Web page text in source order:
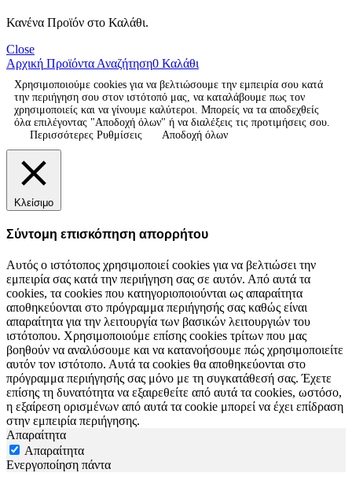
Κανένα Προϊόν στο Καλάθι.
Close
Αρχική Προϊόντα Αναζήτηση0 Καλάθι
Χρησιμοποιούμε cookies για να βελτιώσουμε την εμπειρία σου κατά
την περιήγηση σου στον ιστότοπό μας, να καταλάβουμε πως τον
χρησιμοποιείς και να γίνουμε καλύτεροι. Μπορείς να τα αποδεχθείς
όλα επιλέγοντας "Αποδοχή όλων" ή να διαλέξεις τις προτιμήσεις σου.
Περισσότερες Ρυθμίσεις
Αποδοχή όλων
Κλείσιμο
Σύντομη επισκόπηση απορρήτου
Αυτός ο ιστότοπος χρησιμοποιεί cookies για να βελτιώσει την
εμπειρία σας κατά την περιήγηση σας σε αυτόν. Από αυτά τα
cookies, τα cookies που κατηγοριοποιούνται ως απαραίτητα
αποθηκεύονται στο πρόγραμμα περιήγησής σας καθώς είναι
απαραίτητα για την λειτουργία των βασικών λειτουργιών του
ιστότοπου. Χρησιμοποιούμε επίσης cookies τρίτων που μας
βοηθούν να αναλύσουμε και να κατανοήσουμε πώς χρησιμοποιείτε
αυτόν τον ιστότοπο. Αυτά τα cookies θα αποθηκεύονται στο
πρόγραμμα περιήγησής σας μόνο με τη συγκατάθεσή σας. Έχετε
επίσης τη δυνατότητα να εξαιρεθείτε από αυτά τα cookies, ωστόσο,
η εξαίρεση ορισμένων από αυτά τα cookie μπορεί να έχει επίδραση
στην εμπειρία περιήγησης.
Απαραίτητα
Απαραίτητα
Ενεργοποίηση πάντα